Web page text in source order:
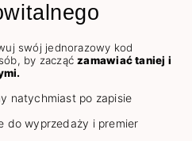
swój jednorazowy kod
by zacząćzamawiać taniej i
natychmiast po zapisie
do wyprzedaży i premier